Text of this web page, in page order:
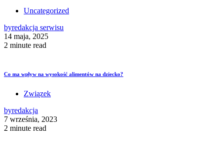
Uncategorized
byredakcja serwisu
14 maja, 2025
2 minute read
Co ma wpływ na wysokość alimentów na dziecko?
Związek
byredakcja
7 września, 2023
2 minute read